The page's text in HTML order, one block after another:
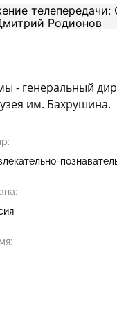
- генеральный
им. Бахрушина.